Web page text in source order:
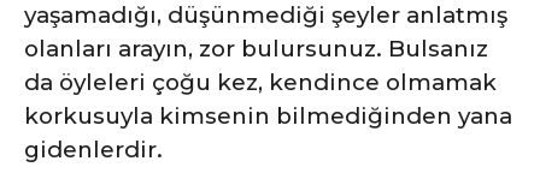
yaşamadığı, düşünmediği şeyler anlatmış
olanları arayın, zor bulursunuz. Bulsanız
da öyleleri çoğu kez, kendince olmamak
korkusuyla kimsenin bilmediğinden yana
gidenlerdir.